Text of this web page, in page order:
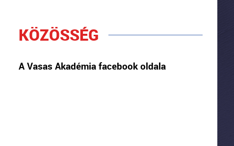
KÖZÖSSÉG
A Vasas Akadémia facebook oldala